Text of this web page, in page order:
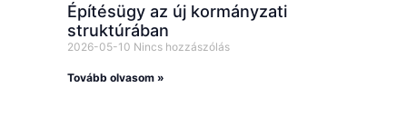
Építésügy az új kormányzati
struktúrában
2026-05-10 Nincs hozzászólás
Tovább olvasom »